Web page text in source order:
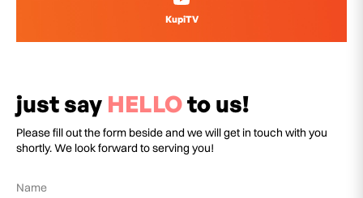
KupiTV
just say HELLOto us!
Please fill out the form beside and we will get in touch with you
shortly. We look forward to serving you!